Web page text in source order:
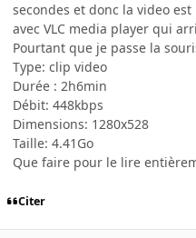
secondes et donc la video
avec VLC media player qui
Pourtant que je passe la
Type: clip video
Durée : 2h6min
Débit: 448kbps
Dimensions: 1280x528
Taille: 4.41Go
Que faire pour le lire
Citer